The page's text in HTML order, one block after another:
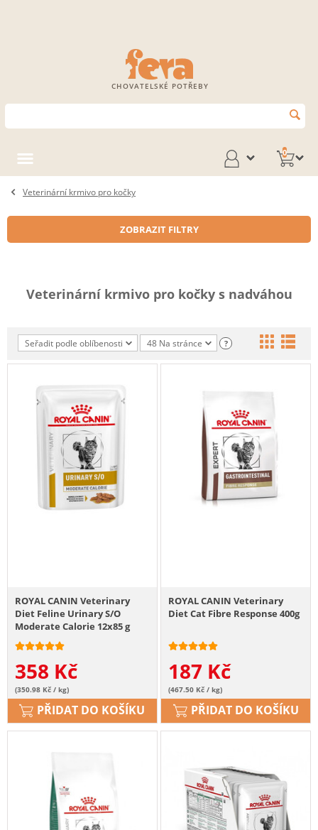
CHOVATELSKÉ POTŘEBY
0
Veterinární krmivo pro kočky
ZOBRAZIT FILTRY
Veterinární krmivo pro kočky s nadváhou
Seřadit podle oblíbenosti 48 Na stránce ?
ROYAL CANIN Veterinary
Diet Feline Urinary S/O
Moderate Calorie 12x85 g
358 Kč
(350.98 Kč / kg)
PŘIDAT DO KOŠÍKU
ROYAL CANIN Veterinary
Diet Cat Fibre Response 400g
187 Kč
(467.50 Kč / kg)
PŘIDAT DO KOŠÍKU